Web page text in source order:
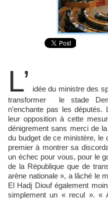
L’ idée du ministre des
transformer le stade
n’enchante pas les
leur opposition à cette
dénigrement sans merci de
du budget de ce ministère, le
premier à montrer sa
un échec pour vous, pour le
de la République que de
arène nationale », a lâché le
El Hadj Diouf également
simplement un « recul ». «